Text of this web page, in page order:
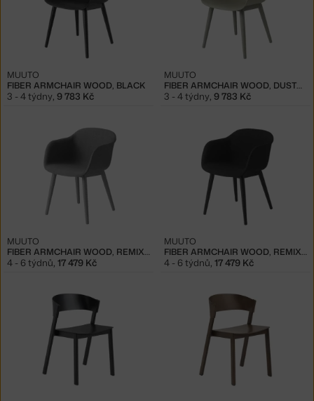
FIBER ARMCHAIR WOOD, BLACK
MUUTO
3 - 4 týdny, 9 783 Kč
FIBER ARMCHAIR WOOD, DUSTY GREEN
MUUTO
3 - 4 týdny, 9 783 Kč
FIBER ARMCHAIR WOOD, REMIX 133
MUUTO
4 - 6 týdnů, 17 479 Kč
FIBER ARMCHAIR WOOD, REMIX 183
MUUTO
4 - 6 týdnů, 17 479 Kč